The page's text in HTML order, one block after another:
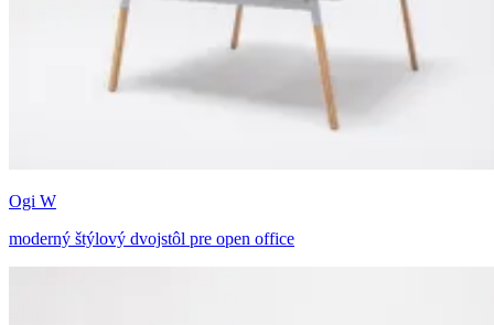
Ogi W
moderný štýlový dvojstôl pre open office